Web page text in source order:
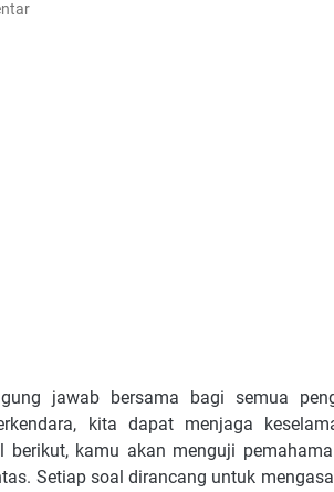
jawab bersama bagi semua
kita dapat menjaga
kamu akan menguji
Setiap soal dirancang untuk